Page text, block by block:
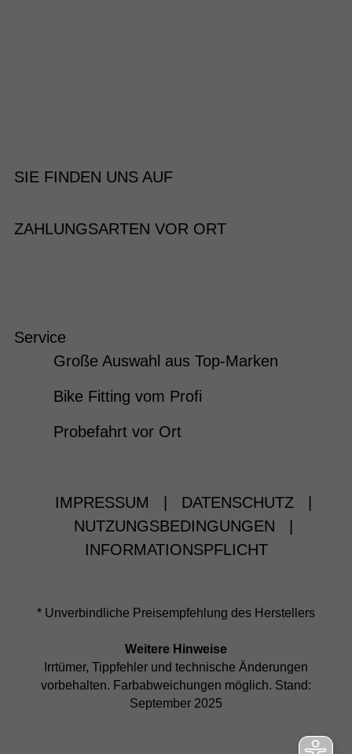
SIE FINDEN UNS AUF
ZAHLUNGSARTEN VOR ORT
Service
Große Auswahl aus Top-Marken
Bike Fitting vom Profi
Probefahrt vor Ort
IMPRESSUM DATENSCHUTZ
NUTZUNGSBEDINGUNGEN
INFORMATIONSPFLICHT
* Unverbindliche Preisempfehlung des Herstellers
Weitere Hinweise
Irrtümer, Tippfehler und technische Änderungen
vorbehalten. Farbabweichungen möglich. Stand:
September 2025